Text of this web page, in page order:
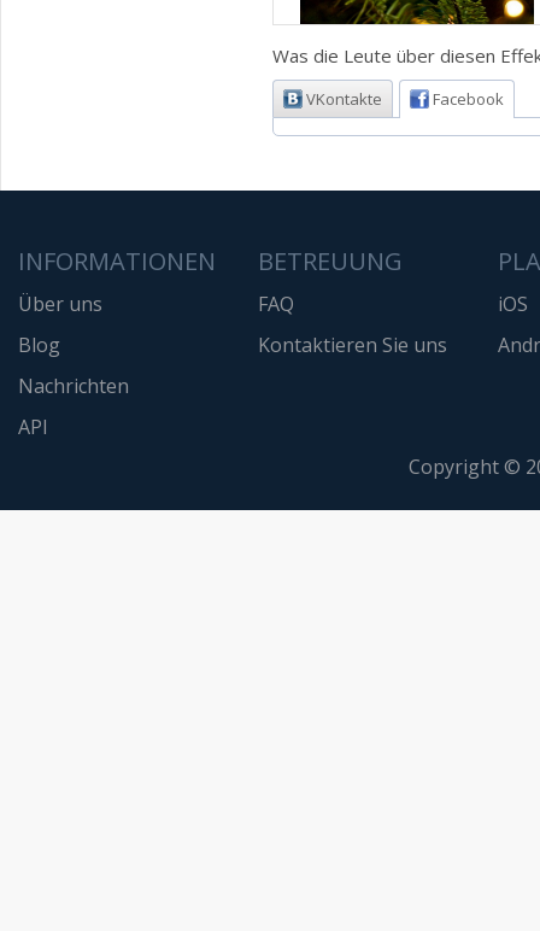
Was die Leute über diesen
VKontakte Facebook
INFORMATIONEN
Über uns
Blog
Nachrichten
API
BETREUUNG
FAQ
Kontaktieren Sie uns
iOS
Copyright ©